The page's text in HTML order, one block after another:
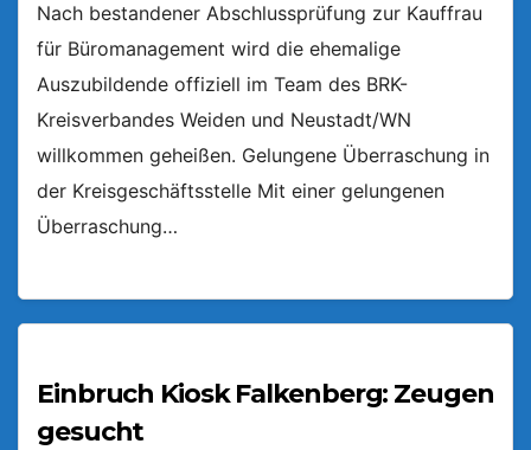
Nach bestandener Abschlussprüfung zur Kauffrau
für Büromanagement wird die ehemalige
Auszubildende offiziell im Team des BRK-
Kreisverbandes Weiden und Neustadt/WN
willkommen geheißen. Gelungene Überraschung in
der Kreisgeschäftsstelle Mit einer gelungenen
Überraschung…
Einbruch Kiosk Falkenberg: Zeugen
gesucht